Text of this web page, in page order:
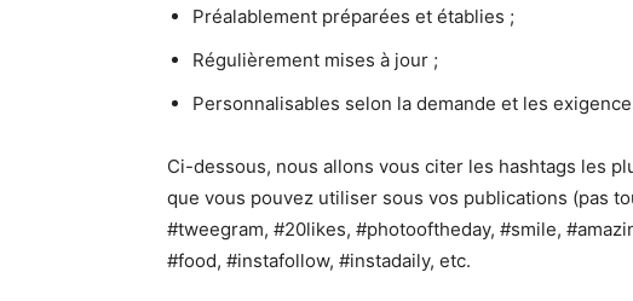
Préalablement préparées et établies ;
Régulièrement mises à jour ;
Personnalisables selon la demande et les
Ci-dessous, nous allons vous citer les hashtags les
que vous pouvez utiliser sous vos publications (pas
#tweegram, #20likes, #photooftheday, #smile,
#food, #instafollow, #instadaily, etc.